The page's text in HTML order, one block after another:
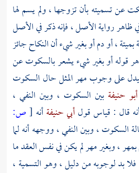
عن تسميته بأن تزوجها ، ولم يسم لها
ظاهر رواية الأصل ، فإنه ذكر في الأصل
، أو دم أو بغير شيء أن النكاح جائز
قوله أو بغير شيء يشعر بالسكوت عن
فيدل على وجوب مهر المثل حال السكوت
أبو حنيفة بين السكوت ، وبين النفي ،
قال : قياس قولأبي حنيفةأنه [ص:
السكوت ، وبين النفي ، ووجهه أنه لما
، وبغير مهر لم يكن في نفس العقد ما
فلا بد لوجوبه من دليل ، وهو التسمية ،